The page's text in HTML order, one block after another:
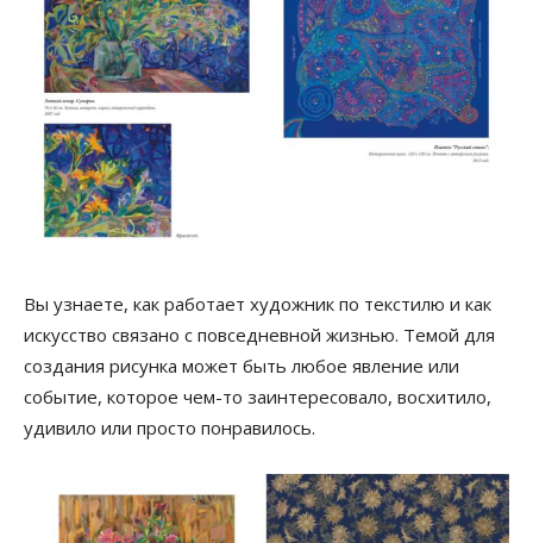
Вы узнаете, как работает художник по текстилю и как
искусство связано с повседневной жизнью. Темой для
создания рисунка может быть любое явление или
событие, которое чем-то заинтересовало, восхитило,
удивило или просто понравилось.